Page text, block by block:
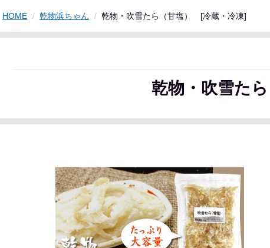
HOME 乾物浜ちゃん 乾物・吹雪たら（甘塩） [冷蔵・冷凍]
乾物・吹雪た